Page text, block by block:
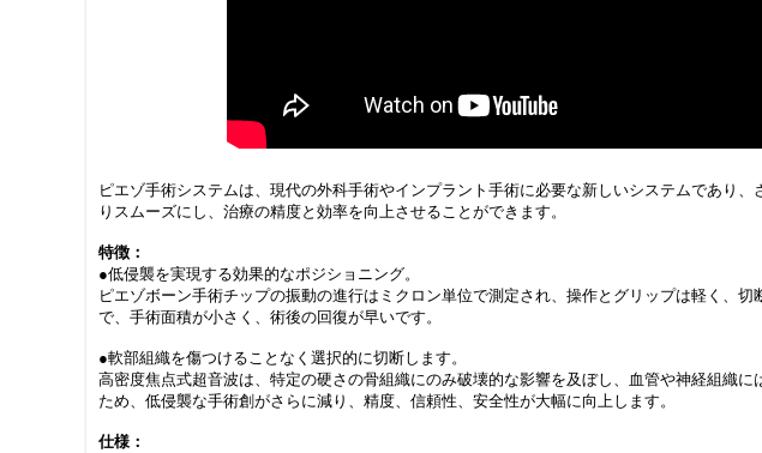
ピエゾ手術システムは、現代の外科手術やインプラント手術に必要な新しいシステムであり
りスムーズにし、治療の精度と効率を向上させることができます。
特徴：
●低侵襲を実現する効果的なポジショニング。
ピエゾボーン手術チップの振動の進行はミクロン単位で測定され、操作とグリップは軽く、
で、手術面積が小さく、術後の回復が早いです。
●軟部組織を傷つけることなく選択的に切断します。
高密度焦点式超音波は、特定の硬さの骨組織にのみ破壊的な影響を及ぼし、血管や神経組織
ため、低侵襲な手術創がさらに減り、精度、信頼性、安全性が大幅に向上します。
仕様：